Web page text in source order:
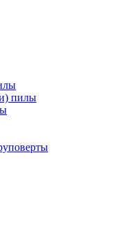
пилы